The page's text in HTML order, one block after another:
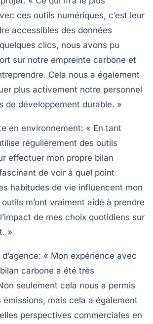
ces outils numériques, c’est leur
accessibles des données
clics, nous avons pu
sur notre empreinte carbone et
Cela nous a également
plus activement notre personnel
de développement durable. »
en environnement: « En tant
régulièrement des outils
effectuer mon propre bilan
fascinant de voir à quel point
habitudes de vie influencent mon
m’ont vraiment aidé à prendre
de mes choix quotidiens sur
»
: « Mon expérience avec
bilan carbone a été très
seulement cela nous a permis
émissions, mais cela a également
perspectives commerciales en